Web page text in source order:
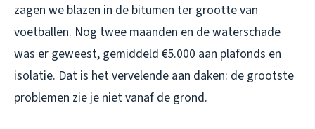
zagen we blazen in de bitumen ter grootte van
voetballen. Nog twee maanden en de waterschade
was er geweest, gemiddeld €5.000 aan plafonds en
isolatie. Dat is het vervelende aan daken: de grootste
problemen zie je niet vanaf de grond.